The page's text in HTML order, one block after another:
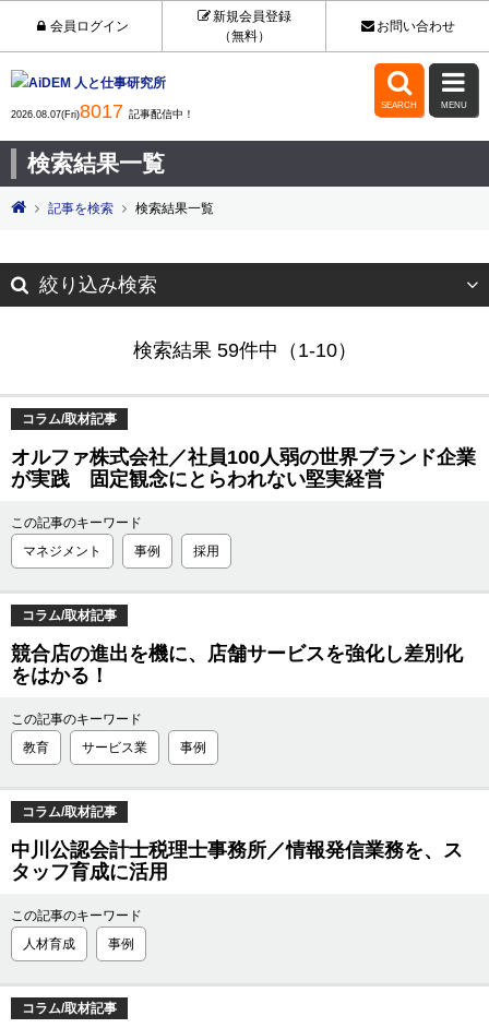
会員ログイン
新規会員登録
（無料）
お問い合わせ
2026.08.07(Fri)8017 記事配信中！

SEARCH

MENU
検索結果一覧
記事を検索 検索結果一覧
絞り込み検索
検索結果 59件中（1-10）
コラム/取材記事
オルファ株式会社／社員100人弱の世界ブランド企業
が実践 固定観念にとらわれない堅実経営
この記事のキーワード
マネジメント
事例 採用
コラム/取材記事
競合店の進出を機に、店舗サービスを強化し差別化
をはかる！
この記事のキーワード
教育
サービス業 事例
コラム/取材記事
中川公認会計士税理士事務所／情報発信業務を、ス
タッフ育成に活用
この記事のキーワード
人材育成
事例
コラム/取材記事